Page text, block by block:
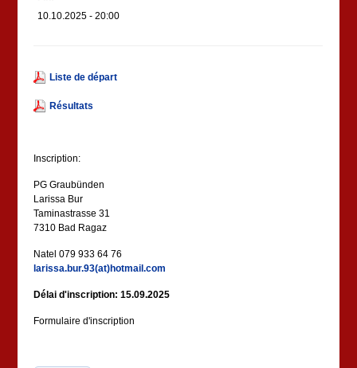
10.10.2025 - 20:00
Liste de départ
Résultats
Inscription:
PG Graubünden
Larissa Bur
Taminastrasse 31
7310 Bad Ragaz
Natel 079 933 64 76
larissa.bur.93(at)hotmail.com
Délai d'inscription: 15.09.2025
Formulaire d'inscription